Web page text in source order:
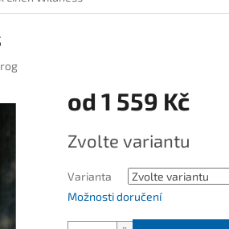
od 1 559 Kč
cena:
Zvolte variantu
Varianta
Možnosti doručení